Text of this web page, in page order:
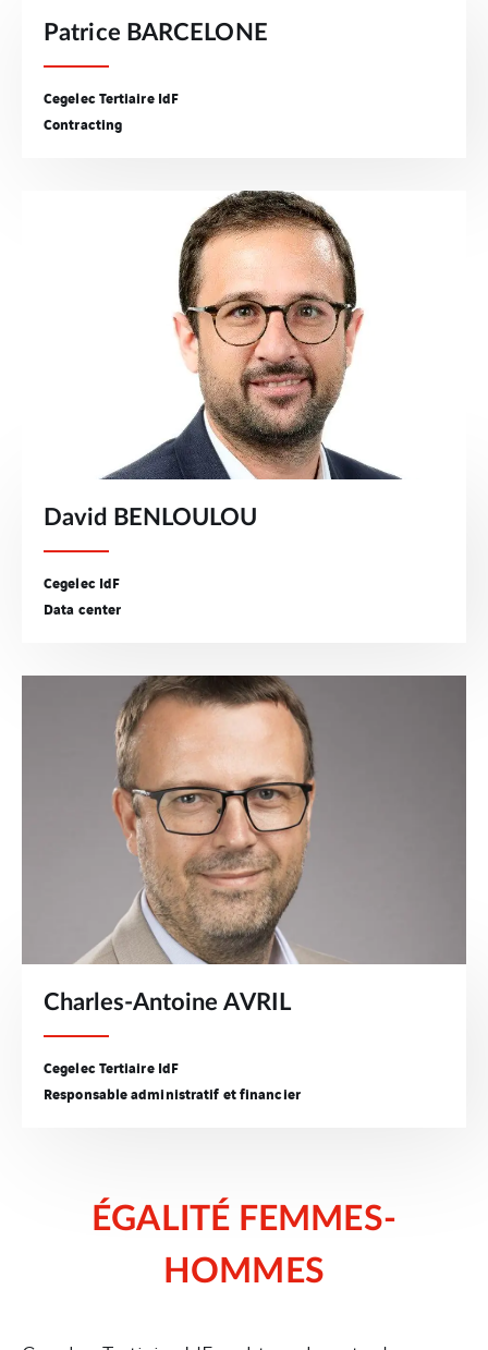
Patrice BARCELONE
Cegelec Tertiaire IdF
Contracting
David BENLOULOU
Cegelec IdF
Data center
Charles-Antoine AVRIL
Cegelec Tertiaire IdF
Responsable administratif et financier
ÉGALITÉ FEMMES-
HOMMES